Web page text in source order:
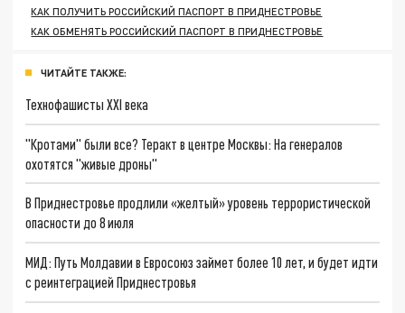
КАК ПОЛУЧИТЬ РОССИЙСКИЙ ПАСПОРТ В ПРИДНЕСТРОВЬЕ
КАК ОБМЕНЯТЬ РОССИЙСКИЙ ПАСПОРТ В ПРИДНЕСТРОВЬЕ
ЧИТАЙТЕ ТАКЖЕ:
Технофашисты XXI века
"Кротами" были все? Теракт в центре Москвы: На генералов
охотятся "живые дроны"
В Приднестровье продлили «желтый» уровень террористической
опасности до 8 июля
МИД: Путь Молдавии в Евросоюз займет более 10 лет, и будет идти
с реинтеграцией Приднестровья